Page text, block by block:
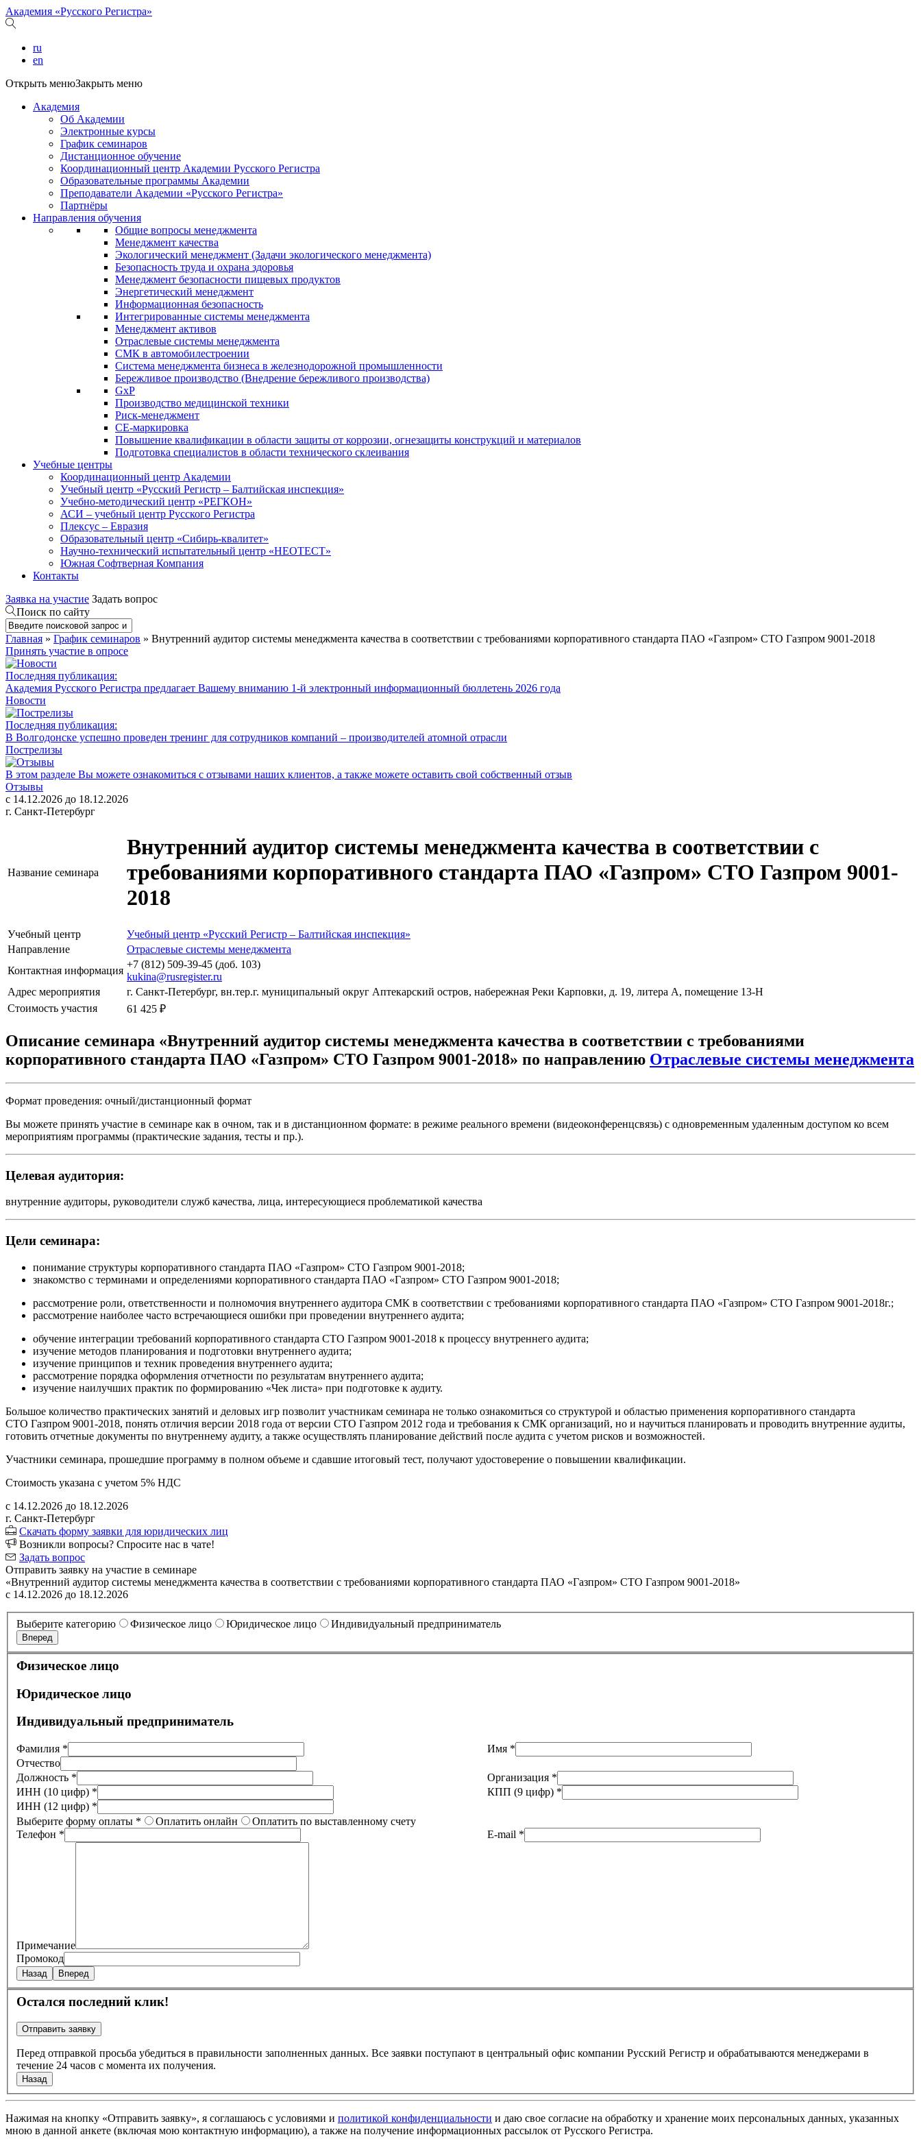
Академия «Русского Регистра»
ru
en
Открыть менюЗакрыть меню
Академия
Об Академии
Электронные курсы
График семинаров
Дистанционное обучение
Координационный центр Академии Русского Регистра
Образовательные программы Академии
Преподаватели Академии «Русского Регистра»
Партнёры
Направления обучения
Общие вопросы менеджмента
Менеджмент качества
Экологический менеджмент (Задачи экологического менеджмента)
Безопасность труда и охрана здоровья
Менеджмент безопасности пищевых продуктов
Энергетический менеджмент
Информационная безопасность
Интегрированные системы менеджмента
Менеджмент активов
Отраслевые системы менеджмента
СМК в автомобилестроении
Система менеджмента бизнеса в железнодорожной промышленности
Бережливое производство (Внедрение бережливого производства)
GxP
Производство медицинской техники
Риск-менеджмент
СЕ-маркировка
Повышение квалификации в области защиты от коррозии, огнезащиты конструкций и материалов
Подготовка специалистов в области технического склеивания
Учебные центры
Координационный центр Академии
Учебный центр «Русский Регистр – Балтийская инспекция»
Учебно-методический центр «РЕГКОН»
АСИ – учебный центр Русского Регистра
Плексус – Евразия
Образовательный центр «Сибирь-квалитет»
Научно-технический испытательный центр «НЕОТЕСТ»
Южная Софтверная Компания
Контакты
Заявка на участие Задать вопрос
Поиск по сайту
Главная » График семинаров » Внутренний аудитор системы менеджмента качества в соответствии с требованиями корпоративного стандарта ПАО «Газпром» СТО Газпром 9001-2018
Принять участие в опросе
Последняя публикация:
Академия Русского Регистра предлагает Вашему вниманию 1-й электронный информационный бюллетень 2026 года
Новости
Последняя публикация:
В Волгодонске успешно проведен тренинг для сотрудников компаний – производителей атомной отрасли
Пострелизы
В этом разделе Вы можете ознакомиться с отзывами наших клиентов, а также можете оставить свой собственный отзыв
Отзывы
с 14.12.2026 до 18.12.2026
г. Санкт-Петербург
Название семинара
Внутренний аудитор системы менеджмента качества в соответствии с
требованиями корпоративного стандарта ПАО «Газпром» СТО Газпром 9001-
2018
Учебный центр
Учебный центр «Русский Регистр – Балтийская инспекция»
Направление
Отраслевые системы менеджмента
Контактная информация
+7 (812) 509-39-45 (доб. 103)
kukina@rusregister.ru
Адрес мероприятия
г. Санкт-Петербург, вн.тер.г. муниципальный округ Аптекарский остров, набережная Реки Карповки, д. 19, литера А, помещение 13-Н
Стоимость участия
61 425 ₽
Описание семинара «Внутренний аудитор системы менеджмента качества в соответствии с требованиями
корпоративного стандарта ПАО «Газпром» СТО Газпром 9001-2018» по направлению Отраслевые системы менеджмента
Формат проведения: очный/дистанционный формат
Вы можете принять участие в семинаре как в очном, так и в дистанционном формате: в режиме реального времени (видеоконференцсвязь) с одновременным удаленным доступом ко всем
мероприятиям программы (практические задания, тесты и пр.).
Целевая аудитория:
внутренние аудиторы, руководители служб качества, лица, интересующиеся проблематикой качества
Цели семинара:
понимание структуры корпоративного стандарта ПАО «Газпром» СТО Газпром 9001-2018;
знакомство с терминами и определениями корпоративного стандарта ПАО «Газпром» СТО Газпром 9001-2018;
рассмотрение роли, ответственности и полномочия внутреннего аудитора СМК в соответствии с требованиями корпоративного стандарта ПАО «Газпром» СТО Газпром 9001-2018г.;
рассмотрение наиболее часто встречающиеся ошибки при проведении внутреннего аудита;
обучение интеграции требований корпоративного стандарта СТО Газпром 9001-2018 к процессу внутреннего аудита;
изучение методов планирования и подготовки внутреннего аудита;
изучение принципов и техник проведения внутреннего аудита;
рассмотрение порядка оформления отчетности по результатам внутреннего аудита;
изучение наилучших практик по формированию «Чек листа» при подготовке к аудиту.
Большое количество практических занятий и деловых игр позволит участникам семинара не только ознакомиться со структурой и областью применения корпоративного стандарта
СТО Газпром 9001-2018, понять отличия версии 2018 года от версии СТО Газпром 2012 года и требования к СМК организаций, но и научиться планировать и проводить внутренние аудиты,
готовить отчетные документы по внутреннему аудиту, а также осуществлять планирование действий после аудита с учетом рисков и возможностей.
Участники семинара, прошедшие программу в полном объеме и сдавшие итоговый тест, получают удостоверение о повышении квалификации.
Стоимость указана с учетом 5% НДС
с 14.12.2026 до 18.12.2026
г. Санкт-Петербург
Скачать форму заявки для юридических лиц
Возникли вопросы? Спросите нас в чате!
Задать вопрос
Отправить заявку на участие в семинаре
«Внутренний аудитор системы менеджмента качества в соответствии с требованиями корпоративного стандарта ПАО «Газпром» СТО Газпром 9001-2018»
с 14.12.2026 до 18.12.2026
Выберите категорию Физическое лицо Юридическое лицо Индивидуальный предприниматель
Вперед
Физическое лицо
Юридическое лицо
Индивидуальный предприниматель
Фамилия *
Имя *
Отчество
Должность *
Организация *
ИНН (10 цифр) *
КПП (9 цифр) *
ИНН (12 цифр) *
Выберите форму оплаты *
Оплатить онлайн
Оплатить по выставленному счету
Телефон *
E-mail *
Примечание
Промокод
Назад Вперед
Остался последний клик!
Перед отправкой просьба убедиться в правильности заполненных данных. Все заявки поступают в центральный офис компании Русский Регистр и обрабатываются менеджерами в
течение 24 часов с момента их получения.
Назад
Нажимая на кнопку «Отправить заявку», я соглашаюсь с условиями и политикой конфиденциальности и даю свое согласие на обработку и хранение моих персональных данных, указанных
мною в данной анкете (включая мою контактную информацию), а также на получение информационных рассылок от Русского Регистра.